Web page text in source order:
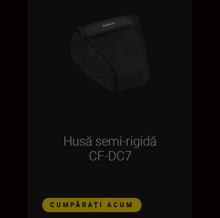
Husă semi-rigidă
CF-DC7
CUMPĂRAŢI ACUM